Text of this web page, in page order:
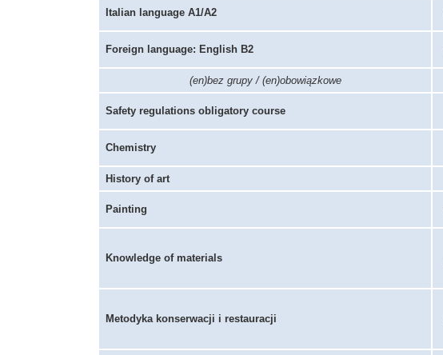
Italian language A1/A2
Foreign language: English B2
(en)bez grupy / (en)obowiązkowe
Safety regulations obligatory course
Chemistry
History of art
Painting
Knowledge of materials
Metodyka konserwacji i restauracji